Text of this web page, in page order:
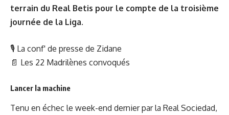
terrain du Real Betis pour le compte de la troisième
journée de la Liga.
🎙 La conf' de presse de Zidane
📄 Les 22 Madrilènes convoqués
Lancer la machine
Tenu en échec le week-end dernier par la Real Sociedad,